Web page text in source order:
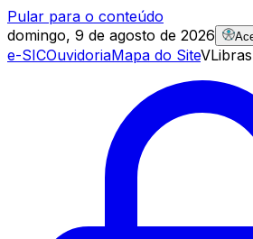
Pular para o conteúdo
domingo, 9 de agosto de 2026
e-SICOuvidoriaMapa do SiteVLibras